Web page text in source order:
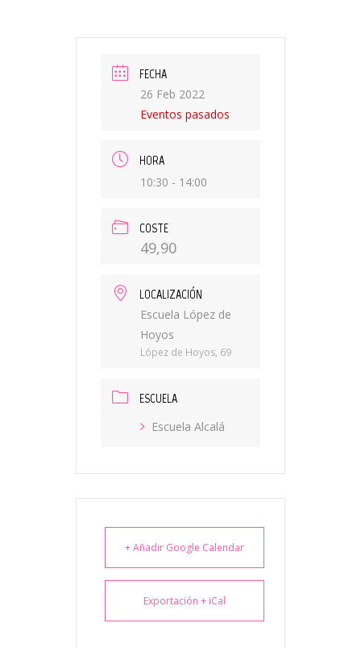
FECHA
26 Feb 2022
Eventos pasados
HORA
10:30 - 14:00
COSTE
49,90
LOCALIZACIÓN
Escuela López de
Hoyos
López de Hoyos, 69
ESCUELA
Escuela Alcalá
+ Añadir Google Calendar
Exportación + iCal